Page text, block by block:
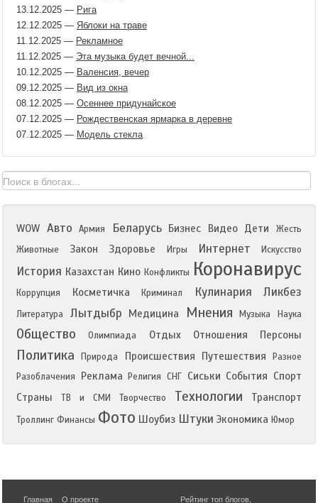
13.12.2025 — Рига
12.12.2025 — Яблоки на траве
11.12.2025 — Рекламное
11.12.2025 — Эта музыка будет вечной...
10.12.2025 — Валенсия, вечер
09.12.2025 — Вид из окна
08.12.2025 — Осеннее придунайское
07.12.2025 — Рождественская ярмарка в деревне
07.12.2025 — Модель стекла
WOW Авто Армия Беларусь Бизнес Видео Дети
Жесть
Животные
Закон Здоровье Игры Интернет Искусство
История Казахстан Кино Конфликты Коронавирус
Коррупция Косметичка Криминал Кулинария Ликбез
Литература Лытдыбр Медицина Мнения Музыка Наука
Общество Олимпиада Отдых Отношения Персоны
Политика Природа Происшествия Путешествия
Разное
Разоблачения
Реклама Религия СНГ Сиськи События Спорт
Страны
ТВ и СМИ Творчество Технологии Транспорт
Троллинг Финансы Фото Шоубиз Штуки Экономика Юмор
Главная О проекте Рейтинг топ блогов